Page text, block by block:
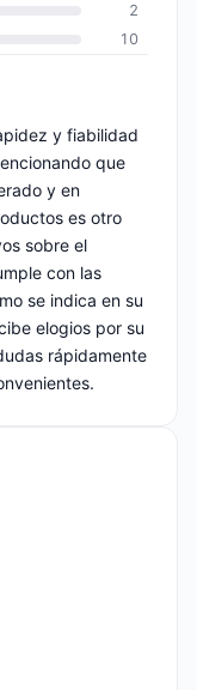
2
10
y fiabilidad
que
y en
es otro
sobre el
con las
se indica en su
elogios por su
rápidamente